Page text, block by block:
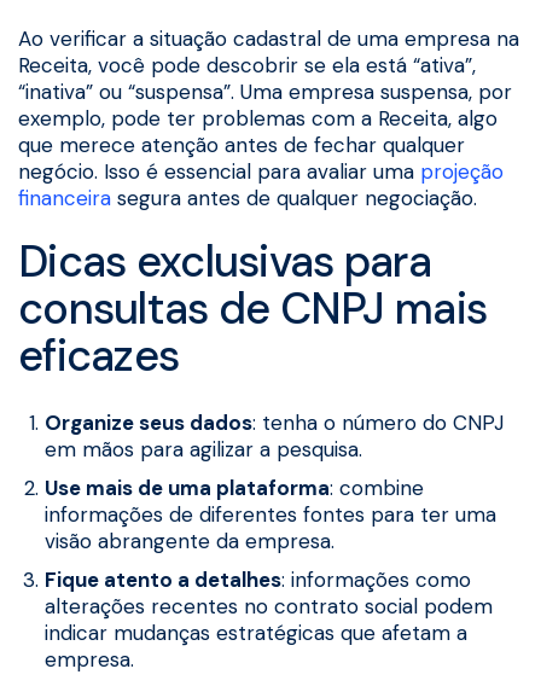
Ao verificar a situação cadastral de uma empresa na
Receita, você pode descobrir se ela está “ativa”,
“inativa” ou “suspensa”. Uma empresa suspensa, por
exemplo, pode ter problemas com a Receita, algo
que merece atenção antes de fechar qualquer
negócio. Isso é essencial para avaliar uma projeção
financeira segura antes de qualquer negociação.
Dicas exclusivas para
consultas de CNPJ mais
eficazes
Organize seus dados: tenha o número do CNPJ
em mãos para agilizar a pesquisa.
Use mais de uma plataforma: combine
informações de diferentes fontes para ter uma
visão abrangente da empresa.
Fique atento a detalhes: informações como
alterações recentes no contrato social podem
indicar mudanças estratégicas que afetam a
empresa.